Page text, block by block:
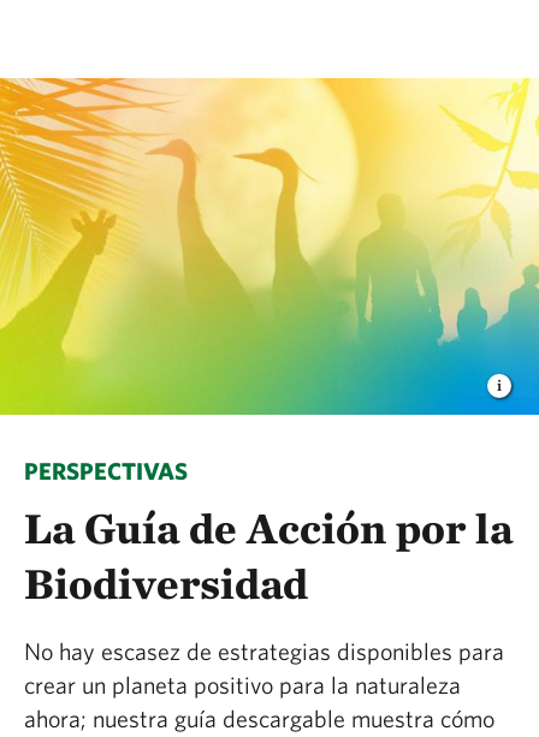
PERSPECTIVAS
La Guía de Acción por la
Biodiversidad
No hay escasez de estrategias disponibles para
crear un planeta positivo para la naturaleza
ahora; nuestra guía descargable muestra cómo